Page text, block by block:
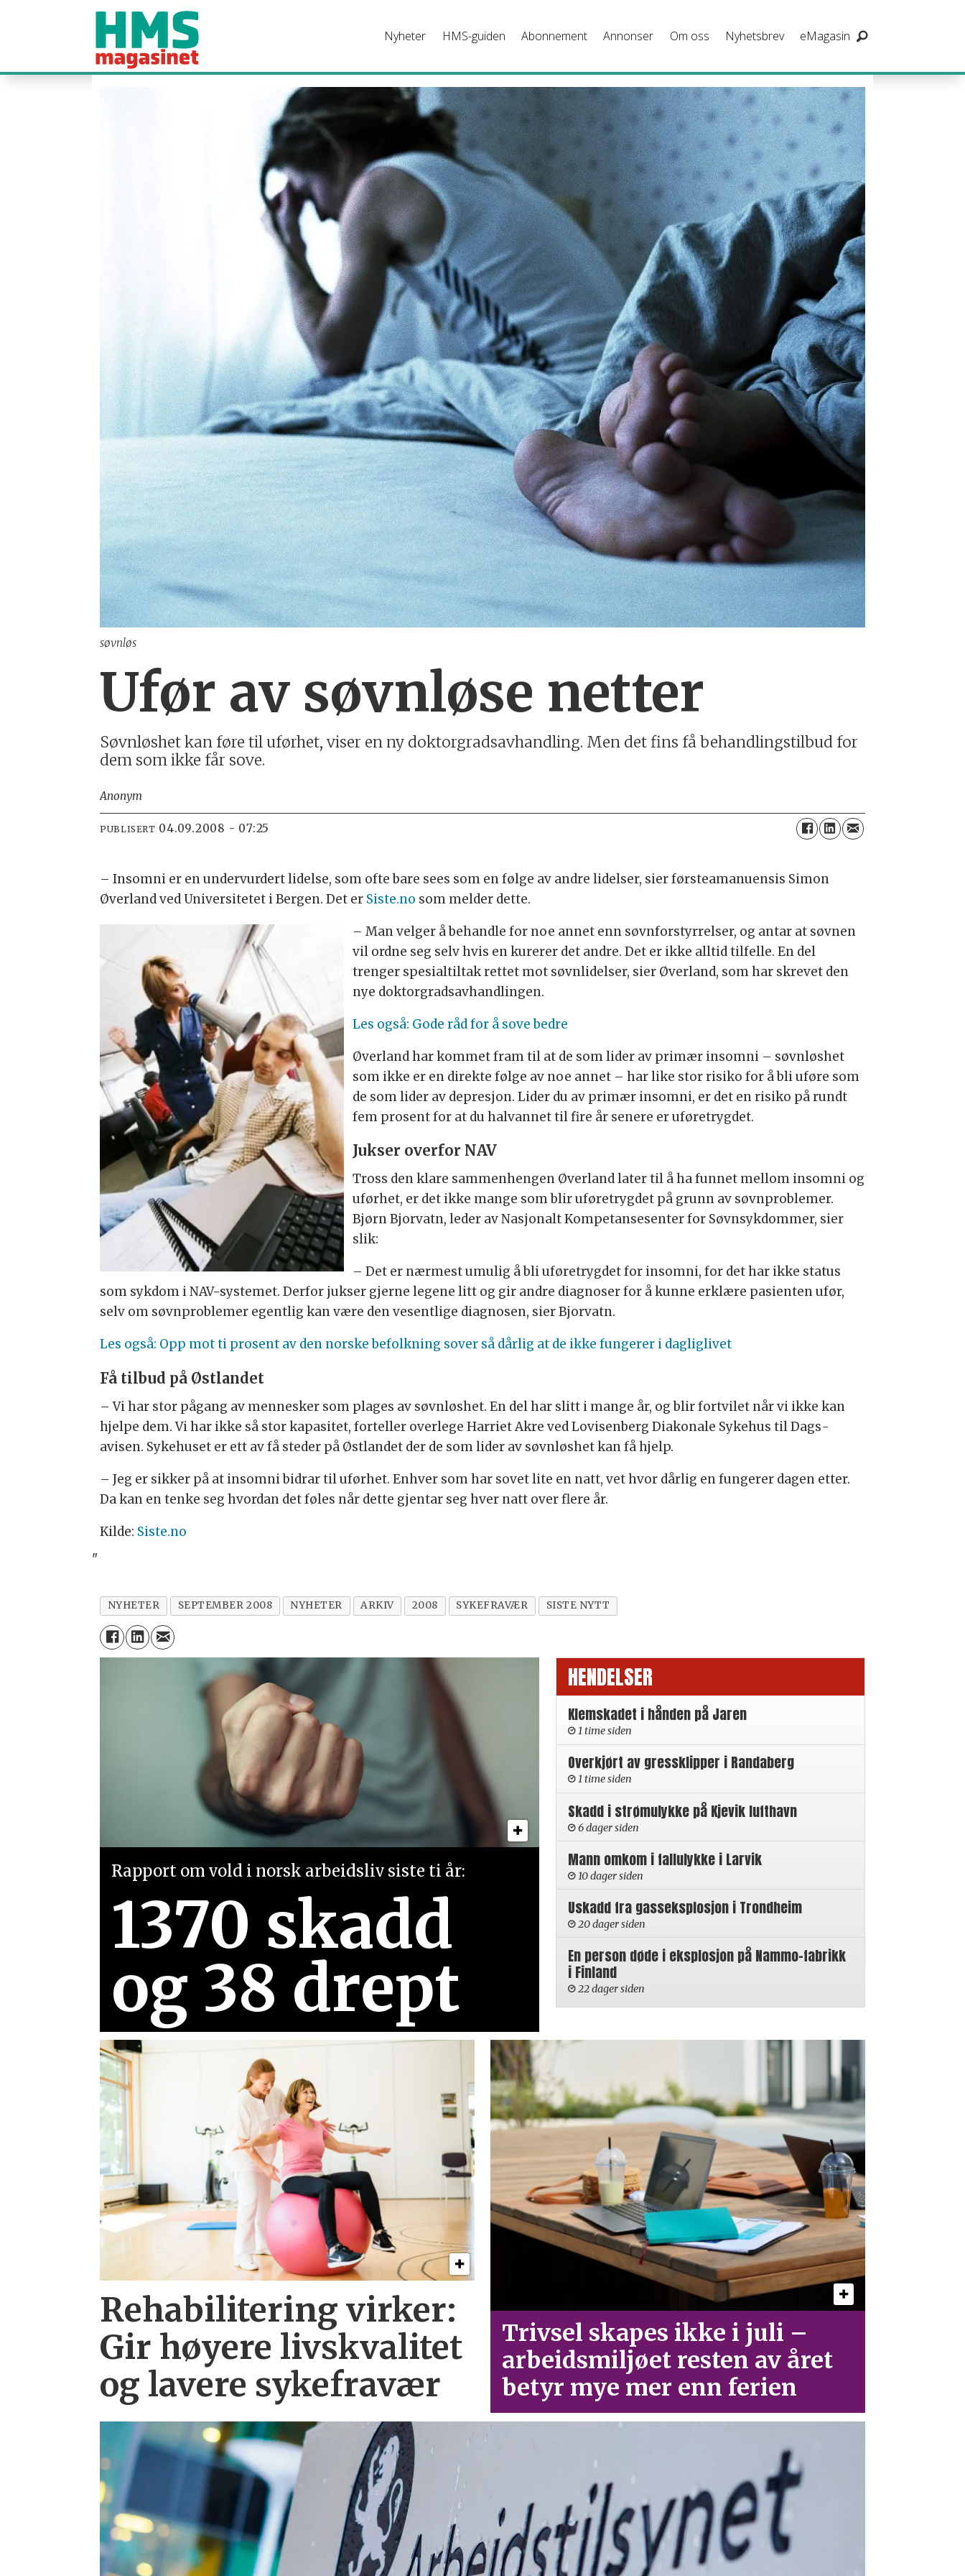
Nyheter HMS-guiden Abonnement Annonser Om oss Nyhetsbrev eMagasin
søvnløs
Ufør av søvnløse netter
Søvn­løs­het kan føre til ufør­het, viser en ny doktor­grads­av­handling. Men det fins få behand­lings­tilbud for
dem som ikke får sove.
Anonym
PUBLISERT 04.09.2008 - 07:25
– Insomni er en under­vurdert lidelse, som ofte bare sees som en følge av andre lidelser, sier første­amanuensis Simon
Øverland ved Universitetet i Bergen. Det er Siste.no som melder dette.
– Man velger å behandle for noe annet enn søvn­for­styrrelser, og antar at søvnen
vil ordne seg selv hvis en kurerer det andre. Det er ikke alltid tilfelle. En del
trenger spesial­tiltak rettet mot søvn­lidelser, sier Øverland, som har skrevet den
nye doktor­grads­avhandlingen.
Les også: Gode råd for å sove bedre
Øverland har kommet fram til at de som lider av primær insomni – søvn­løshet
som ikke er en direkte følge av noe annet – har like stor risiko for å bli uføre som
de som lider av depresjon. Lider du av primær insomni, er det en risiko på rundt
fem prosent for at du halv­annet til fire år senere er uføre­trygdet.
Jukser overfor NAV
Tross den klare sammen­hengen Øverland later til å ha funnet mellom insomni og
uførhet, er det ikke mange som blir uføre­trygdet på grunn av søvn­problemer.
Bjørn Bjorvatn, leder av Nasjonalt Kompetanse­senter for Søvn­syk­dommer, sier
slik:
– Det er nærmest umulig å bli uføre­trygdet for insomni, for det har ikke status
som sykdom i NAV-systemet. Derfor jukser gjerne legene litt og gir andre diagnoser for å kunne erklære pasienten ufør,
selv om søvn­problemer egentlig kan være den vesentlige diagnosen, sier Bjorvatn.
Les også: Opp mot ti prosent av den norske befolkning sover så dårlig at de ikke fungerer i dagliglivet
Få tilbud på Østlandet
– Vi har stor pågang av mennesker som plages av søvn­løshet. En del har slitt i mange år, og blir fortvilet når vi ikke kan
hjelpe dem. Vi har ikke så stor kapasitet, forteller overlege Harriet Akre ved Lovisen­berg Diakonale Sykehus til Dags­
avisen. Syke­huset er ett av få steder på Øst­landet der de som lider av søvn­løs­het kan få hjelp.
– Jeg er sikker på at insomni bidrar til uførhet. Enhver som har sovet lite en natt, vet hvor dårlig en fungerer dagen etter.
Da kan en tenke seg hvordan det føles når dette gjentar seg hver natt over flere år.
Kilde: Siste.no
"
NYHETER SEPTEMBER 2008 NYHETER ARKIV 2008 SYKEFRAVÆR SISTE NYTT
Rapport om vold i norsk arbeidsliv siste ti år:
1370 skadd
og 38 drept
HENDELSER
Klemskadet i hånden på Jaren
1 time siden
Overkjørt av gressklipper i Randaberg
1 time siden
Skadd i strømulykke på Kjevik lufthavn
6 dager siden
Mann omkom i fallulykke i Larvik
10 dager siden
Uskadd fra gasseksplosjon i Trondheim
20 dager siden
En person døde i eksplosjon på Nammo-fabrikk
i Finland
22 dager siden
Rehabilitering virker:
Gir høyere livskvalitet
og lavere sykefravær
Trivsel skapes ikke i juli –
arbeid­smiljøet resten av året
betyr mye mer enn ferien